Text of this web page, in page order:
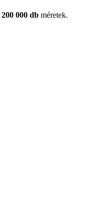
200 000 db méretek.